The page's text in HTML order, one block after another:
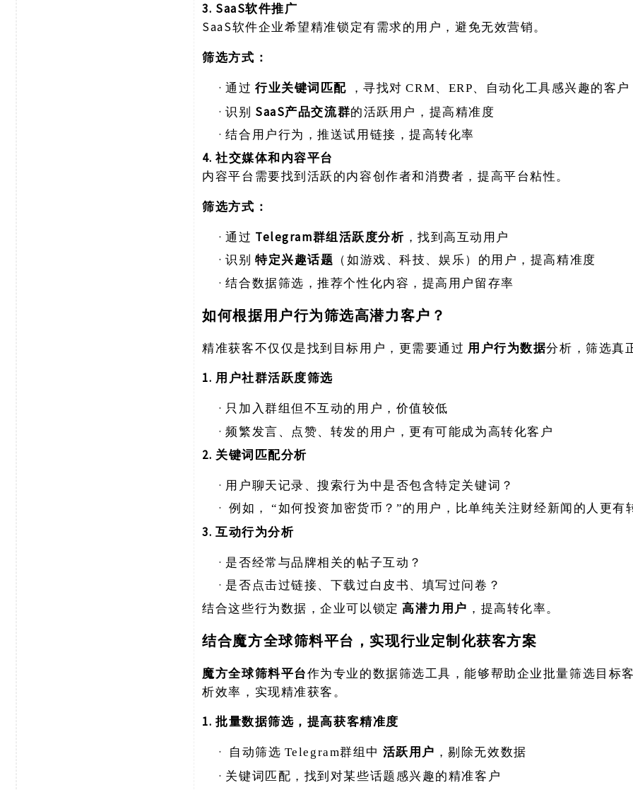
3. SaaS软件推广
SaaS软件企业希望精准锁定有需求的用户，避免无效营销。
筛选方式：
·通过行业关键词匹配 ，寻找对 CRM、ERP、自动化工具感兴趣的客户
·识别 SaaS产品交流群的活跃用户，提高精准度
·结合用户行为，推送试用链接，提高转化率
4. 社交媒体和内容平台
内容平台需要找到活跃的内容创作者和消费者，提高平台粘性。
筛选方式：
·通过 Telegram群组活跃度分析 ，找到高互动用户
·识别特定兴趣话题 （如游戏、科技、娱乐）的用户，提高精准度
·结合数据筛选，推荐个性化内容，提高用户留存率
如何根据用户行为筛选高潜力客户？
精准获客不仅仅是找到目标用户，更需要通过 用户行为数据分析，筛选真
1. 用户社群活跃度筛选
· 只加入群组但不互动的用户，价值较低
·频繁发言、点赞、转发的用户，更有可能成为高转化客户
2. 关键词匹配分析
· 用户聊天记录、搜索行为中是否包含特定关键词？
·
例如， “如何投资加密货币？”的用户，比单纯关注财经新闻的人更有
3. 互动行为分析
· 是否经常与品牌相关的帖子互动？
· 是否点击过链接、下载过白皮书、填写过问卷？
结合这些行为数据，企业可以锁定高潜力用户 ，提高转化率。
结合魔方全球筛料平台，实现行业定制化获客方案
魔方全球筛料平台作为专业的数据筛选工具，能够帮助企业批量筛选目标
析效率，实现精准获客。
1. 批量数据筛选，提高获客精准度
·
自动筛选 Telegram群组中 活跃用户 ，剔除无效数据
· 关键词匹配，找到对某些话题感兴趣的精准客户